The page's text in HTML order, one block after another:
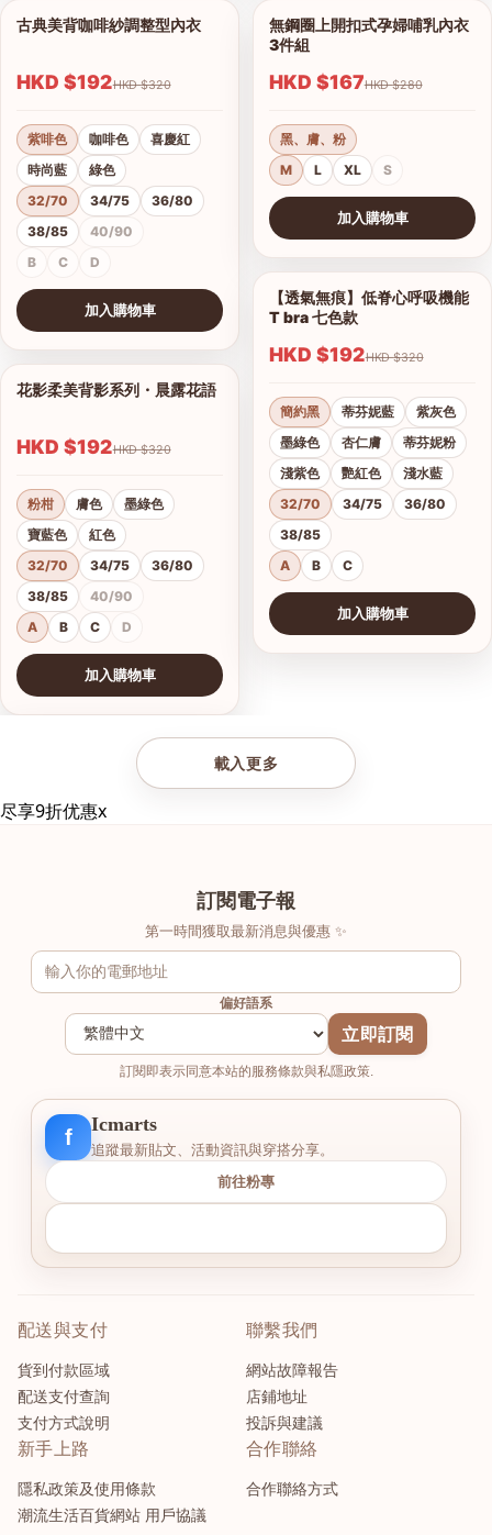
1/19
古典美背咖啡紗調整型內衣
HKD $192 HKD $320
紫啡色 咖啡色
喜慶紅
時尚藍
綠色
32/70
34/75
36/80
38/85
40/90
B
C D
加入購物車
1/21
查看圖片
花影柔美背影系列・晨露花語
HKD $192 HKD $320
粉柑 膚色
墨綠色
寶藍色
紅色
32/70
34/75
36/80
38/85
40/90
A
B C D
加入購物車
1/3
無鋼圈上開扣式孕婦哺乳內衣
3件組
HKD $167 HKD $280
黑、膚、粉
M
L XL S
加入購物車
1/28
查看圖片
【透氣無痕】低脊心呼吸機能
T bra 七色款
HKD $192 HKD $320
簡約黑 蒂芬妮藍
紫灰色
墨綠色
杏仁膚
蒂芬妮粉
淺紫色
艷紅色
淺水藍
32/70
34/75
36/80
38/85
A
B C
加入購物車
載入更多
尽享9折优惠x
訂閱電子報
第一時間獲取最新消息與優惠 ✨
偏好語系
立即訂閱
訂閱即表示同意本站的服務條款與私隱政策.
f
Icmarts
追蹤最新貼文、活動資訊與穿搭分享。
前往粉專
配送與支付
貨到付款區域
配送支付查詢
支付方式說明
聯繫我們
網站故障報告
店鋪地址
投訴與建議
新手上路
隱私政策及使用條款
潮流生活百貨網站 用戶協議
合作聯絡
合作聯絡方式